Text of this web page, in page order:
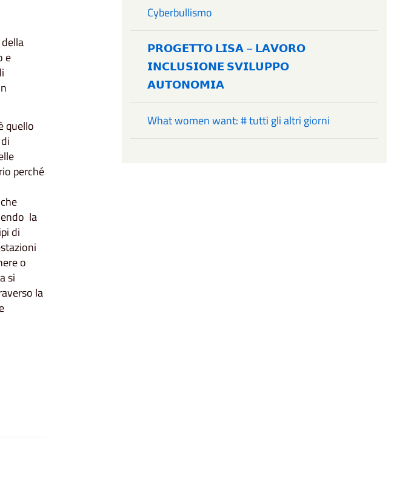
e
quello
perché
la
di
o
si
la
Cyberbullismo
𝗣𝗥𝗢𝗚𝗘𝗧𝗧𝗢 𝗟𝗜𝗦𝗔 – 𝗟𝗔𝗩𝗢𝗥𝗢
𝗜𝗡𝗖𝗟𝗨𝗦𝗜𝗢𝗡𝗘 𝗦𝗩𝗜𝗟𝗨𝗣𝗣𝗢
𝗔𝗨𝗧𝗢𝗡𝗢𝗠𝗜𝗔
What women want: # tutti gli altri giorni